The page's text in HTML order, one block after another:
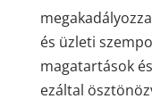
és üzleti
magatartások
ezáltal